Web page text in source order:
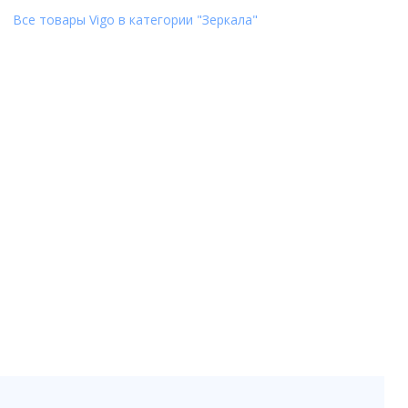
Все товары Vigo в категории "Зеркала"